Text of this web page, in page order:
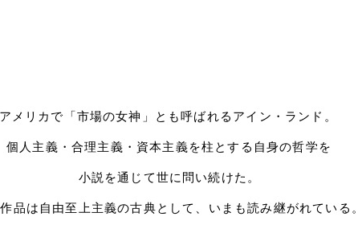
アメリカで「市場の女神」とも呼ばれるアイン・ランド。
個人主義・合理主義・資本主義を柱とする自身の哲学を
小説を通じて世に問い続けた。
品は自由至上主義の古典として、いまも読み継がれている。